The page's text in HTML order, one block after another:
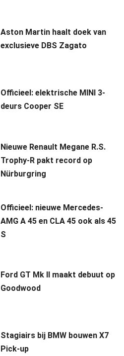
Aston Martin haalt doek van
exclusieve DBS Zagato
Officieel: elektrische MINI 3-
deurs Cooper SE
Nieuwe Renault Megane R.S.
Trophy-R pakt record op
Nürburgring
Officieel: nieuwe Mercedes-
AMG A 45 en CLA 45 ook als 45
S
Ford GT Mk II maakt debuut op
Goodwood
Stagiairs bij BMW bouwen X7
Pick-up